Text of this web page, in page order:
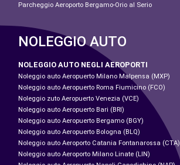
Parcheggio Aeroporto Bergamo-Orio al Serio
NOLEGGIO AUTO
NOLEGGIO AUTO NEGLI AEROPORTI
Noleggio auto Aeropuerto Milano Malpensa (MXP)
Noleggio auto Aeropuerto Roma Fiumicino (FCO)
Noleggio zuto Aeropuerto Venezia (VCE)
Noleggio auto Aeropuerto Bari (BRI)
Noleggio auto Aeropuerto Bergamo (BGY)
Noleggio auto Aeropuerto Bologna (BLQ)
Noleggio auto Aeroporto Catania Fontanarossa (CTA)
Noleggio auto Aeroporto Milano Linate (LIN)